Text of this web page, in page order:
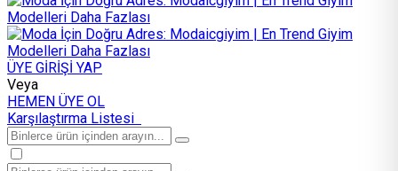
ÜYE GİRİŞİ YAP
Veya
HEMEN ÜYE OL
Karşılaştırma Listesi